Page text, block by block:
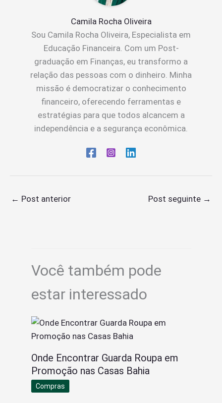
Camila Rocha Oliveira
Sou Camila Rocha Oliveira, Especialista em
Educação Financeira. Com um Post-
graduação em Finanças, eu transformo a
relação das pessoas com o dinheiro. Minha
missão é democratizar o conhecimento
financeiro, oferecendo ferramentas e
estratégias para que todos alcancem a
independência e a segurança econômica.
← Post anterior Post seguinte →
Você também pode
estar interessado
Onde Encontrar Guarda Roupa em
Promoção nas Casas Bahia
Compras